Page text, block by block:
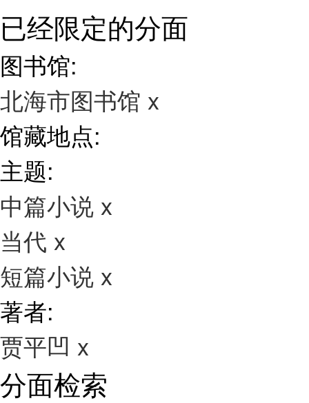
已经限定的分面
图书馆:
北海市图书馆 x
馆藏地点:
主题:
中篇小说 x
当代 x
短篇小说 x
著者:
贾平凹 x
分面检索